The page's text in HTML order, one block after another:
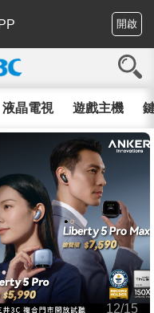
開啟
液晶電視 遊戲主機
12/15